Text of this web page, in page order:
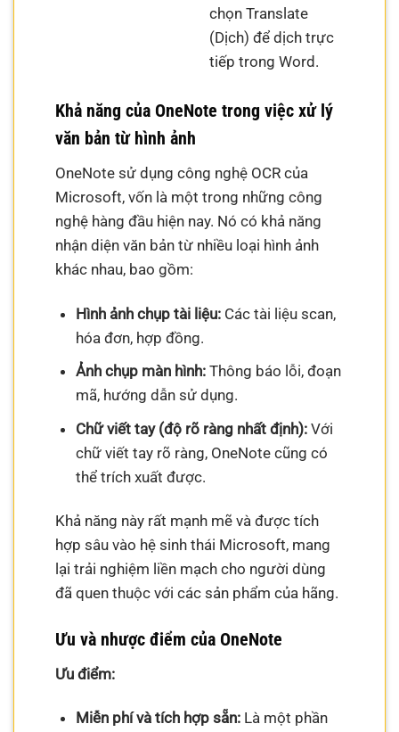
chọn Translate
(Dịch) để dịch trực
tiếp trong Word.
Khả năng của OneNote trong việc xử lý
văn bản từ hình ảnh
OneNote sử dụng công nghệ OCR của
Microsoft, vốn là một trong những công
nghệ hàng đầu hiện nay. Nó có khả năng
nhận diện văn bản từ nhiều loại hình ảnh
khác nhau, bao gồm:
Hình ảnh chụp tài liệu:Các tài liệu scan,
hóa đơn, hợp đồng.
Ảnh chụp màn hình:Thông báo lỗi, đoạn
mã, hướng dẫn sử dụng.
Chữ viết tay (độ rõ ràng nhất định):Với
chữ viết tay rõ ràng, OneNote cũng có
thể trích xuất được.
Khả năng này rất mạnh mẽ và được tích
hợp sâu vào hệ sinh thái Microsoft, mang
lại trải nghiệm liền mạch cho người dùng
đã quen thuộc với các sản phẩm của hãng.
Ưu và nhược điểm của OneNote
Ưu điểm:
Miễn phí và tích hợp sẵn:Là một phần